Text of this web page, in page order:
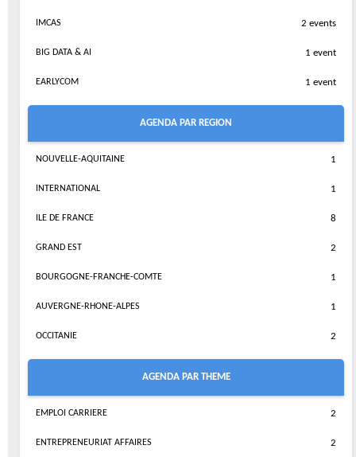
IMCAS 2 events
BIG DATA & AI 1 event
EARLYCOM 1 event
AGENDA PAR REGION
NOUVELLE-AQUITAINE 1
INTERNATIONAL 1
ILE DE FRANCE 8
GRAND EST 2
BOURGOGNE-FRANCHE-COMTE 1
AUVERGNE-RHONE-ALPES 1
OCCITANIE 2
AGENDA PAR THEME
EMPLOI CARRIERE 2
ENTREPRENEURIAT AFFAIRES 2